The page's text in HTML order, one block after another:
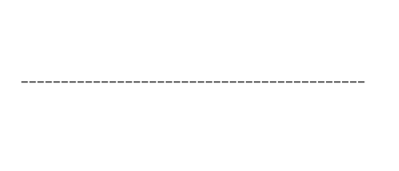
-------------------------------------------